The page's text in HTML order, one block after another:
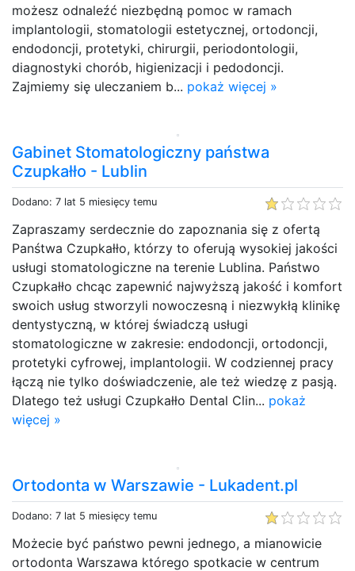
możesz odnaleźć niezbędną pomoc w ramach
implantologii, stomatologii estetycznej, ortodoncji,
endodoncji, protetyki, chirurgii, periodontologii,
diagnostyki chorób, higienizacji i pedodoncji.
Zajmiemy się uleczaniem b... pokaż więcej »
Gabinet Stomatologiczny państwa
Czupkałło - Lublin
Dodano: 7 lat 5 miesięcy temu
Zapraszamy serdecznie do zapoznania się z ofertą
Panśtwa Czupkałło, którzy to oferują wysokiej jakości
usługi stomatologiczne na terenie Lublina. Państwo
Czupkałło chcąc zapewnić najwyższą jakość i komfort
swoich usług stworzyli nowoczesną i niezwykłą klinikę
dentystyczną, w której świadczą usługi
stomatologiczne w zakresie: endodoncji, ortodoncji,
protetyki cyfrowej, implantologii. W codziennej pracy
łączą nie tylko doświadczenie, ale też wiedzę z pasją.
Dlatego też usługi Czupkałło Dental Clin... pokaż
więcej »
Ortodonta w Warszawie - Lukadent.pl
Dodano: 7 lat 5 miesięcy temu
Możecie być państwo pewni jednego, a mianowicie
ortodonta Warszawa którego spotkacie w centrum